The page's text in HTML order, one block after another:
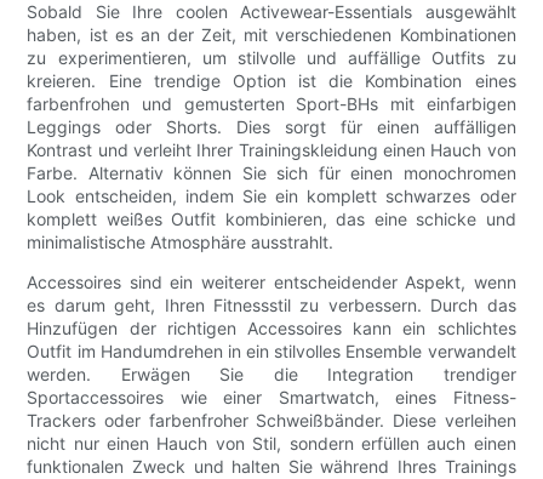
Sobald Sie Ihre coolen Activewear-Essentials ausgewählt
haben, ist es an der Zeit, mit verschiedenen Kombinationen
zu experimentieren, um stilvolle und auffällige Outfits zu
kreieren. Eine trendige Option ist die Kombination eines
farbenfrohen und gemusterten Sport-BHs mit einfarbigen
Leggings oder Shorts. Dies sorgt für einen auffälligen
Kontrast und verleiht Ihrer Trainingskleidung einen Hauch von
Farbe. Alternativ können Sie sich für einen monochromen
Look entscheiden, indem Sie ein komplett schwarzes oder
komplett weißes Outfit kombinieren, das eine schicke und
minimalistische Atmosphäre ausstrahlt.
Accessoires sind ein weiterer entscheidender Aspekt, wenn
es darum geht, Ihren Fitnessstil zu verbessern. Durch das
Hinzufügen der richtigen Accessoires kann ein schlichtes
Outfit im Handumdrehen in ein stilvolles Ensemble verwandelt
werden. Erwägen Sie die Integration trendiger
Sportaccessoires wie einer Smartwatch, eines Fitness-
Trackers oder farbenfroher Schweißbänder. Diese verleihen
nicht nur einen Hauch von Stil, sondern erfüllen auch einen
funktionalen Zweck und halten Sie während Ihres Trainings